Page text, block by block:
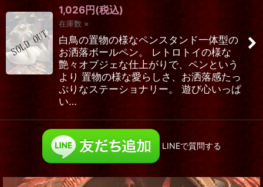
1,026円(税込)
在庫数 ×
白鳥の置物の様なペンスタンド一体型の
お洒落ボールペン。 レトロトイの様な
艶々オブジェな仕上がりで、ペンという
より 置物の様な愛らしさ、お洒落感たっ
ぷりなステーショナリー。 遊び心いっぱ
い…
LINEで質問する